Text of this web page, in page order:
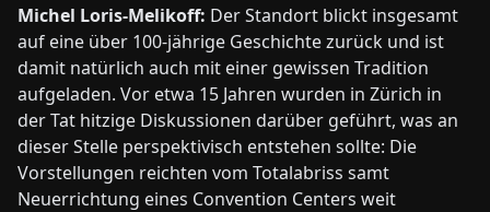
Michel Loris-Melikoff: Der Standort blickt insgesamt
auf eine über 100-jährige Geschichte zurück und ist
damit natürlich auch mit einer gewissen Tradition
aufgeladen. Vor etwa 15 Jahren wurden in Zürich in
der Tat hitzige Diskussionen darüber geführt, was an
dieser Stelle perspektivisch entstehen sollte: Die
Vorstellungen reichten vom Totalabriss samt
Neuerrichtung eines Convention Centers weit